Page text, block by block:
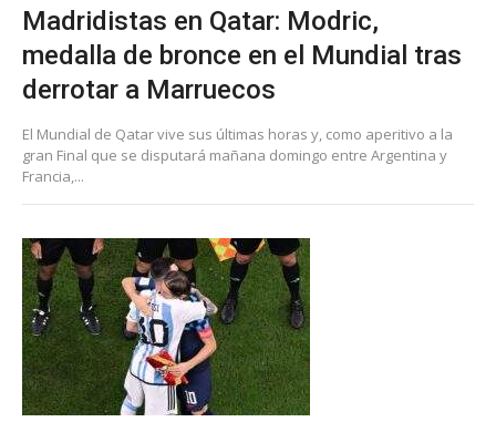
Madridistas en Qatar: Modric,
medalla de bronce en el Mundial tras
derrotar a Marruecos
El Mundial de Qatar vive sus últimas horas y, como aperitivo a la
gran Final que se disputará mañana domingo entre Argentina y
Francia,...